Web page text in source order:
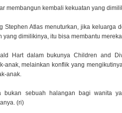
membangun kembali kekuatan yang
Stephen Atlas menuturkan, jika keluarga
yang dimilikinya, itu bisa membantu
Hart dalam bukunya Children and
anak, melainkan konflik yang
anak.
bukan sebuah halangan bagi wanita
(ri)